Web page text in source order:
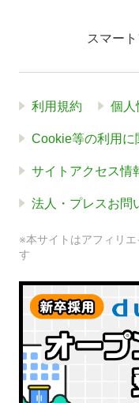
スマー
利用規約 個人
Cookie等の利用に
サイトアクセス情
法人・プレスお問
※本サイトはアフィリ
す